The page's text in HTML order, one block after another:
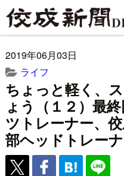
2019年06月03日
ライフ
ちょっと軽く、
ょう（１２）最
ツトレーナー、
部ヘッドトレーナ